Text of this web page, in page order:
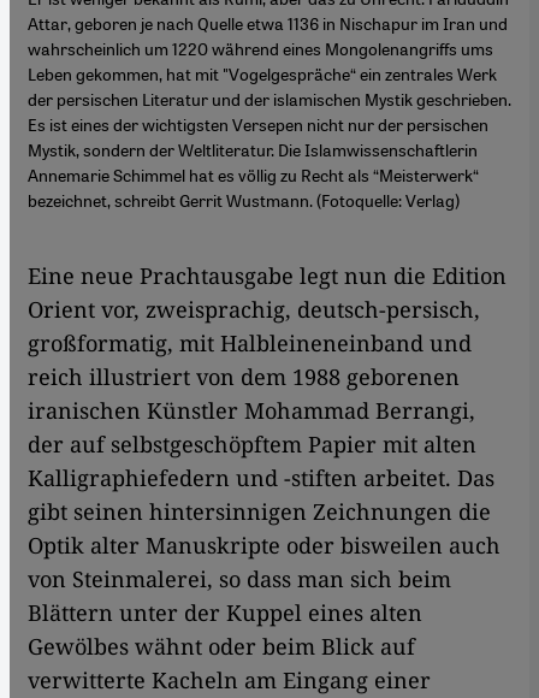
Attar, geboren je nach Quelle etwa 1136 in Nischapur im Iran und
wahrscheinlich um 1220 während eines Mongolenangriffs ums
Leben gekommen, hat mit "Vogelgespräche“ ein zentrales Werk
der persischen Literatur und der islamischen Mystik geschrieben.
Es ist eines der wichtigsten Versepen nicht nur der persischen
Mystik, sondern der Weltliteratur. Die Islamwissenschaftlerin
Annemarie Schimmel hat es völlig zu Recht als “Meisterwerk“
bezeichnet, schreibt Gerrit Wustmann. (Fotoquelle: Verlag)
Eine neue Prachtausgabe legt nun die Edition
Orient vor, zweisprachig, deutsch-persisch,
großformatig, mit Halbleineneinband und
reich illustriert von dem 1988 geborenen
iranischen Künstler Mohammad Berrangi,
der auf selbstgeschöpftem Papier mit alten
Kalligraphiefedern und -stiften arbeitet. Das
gibt seinen hintersinnigen Zeichnungen die
Optik alter Manuskripte oder bisweilen auch
von Steinmalerei, so dass man sich beim
Blättern unter der Kuppel eines alten
Gewölbes wähnt oder beim Blick auf
verwitterte Kacheln am Eingang einer